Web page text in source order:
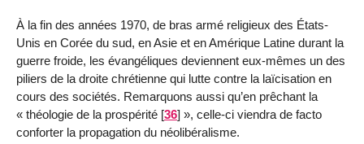
À la fin des années 1970, de bras armé religieux des États-
Unis en Corée du sud, en Asie et en Amérique Latine durant la
guerre froide, les évangéliques deviennent eux-mêmes un des
piliers de la droite chrétienne qui lutte contre la laïcisation en
cours des sociétés. Remarquons aussi qu’en prêchant la
« théologie de la prospérité [36] », celle-ci viendra de facto
conforter la propagation du néolibéralisme.